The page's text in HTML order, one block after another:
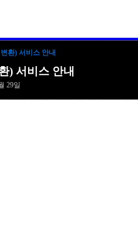
환) 서비스 안내
) 서비스 안내
29일